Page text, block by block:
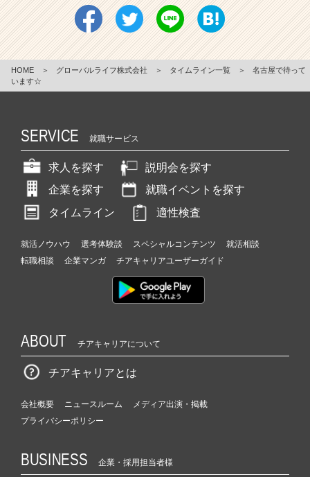
HOME ＞ グローバルライフ株式会社 ＞ タイムライン一覧 ＞
名古屋で待って
います☆
SERVICE 就職サービス
求人を探す
説明会を探す
企業を探す
就職イベントを探す
タイムライン
適性検査
就活ノウハウ 選考体験談 スペシャルコンテンツ
就活相談
転職相談
企業マンガ チアキャリアユーザーガイド
ABOUT チアキャリアについて
チアキャリアとは
会社概要 ニュースルーム
メディア出演・掲載
プライバシーポリシー
BUSINESS 企業・採用担当者様